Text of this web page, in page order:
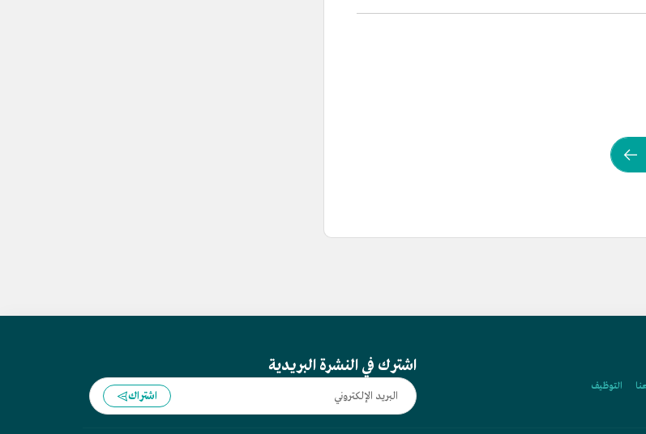
التوظيف
اشترك في النشرة البريدية
اشتراك